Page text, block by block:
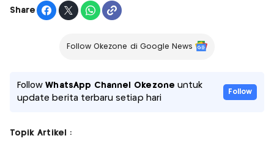
Share
Follow Okezone di Google News
FollowWhatsApp Channel Okezone untuk
update berita terbaru setiap hari
Follow
Topik Artikel :